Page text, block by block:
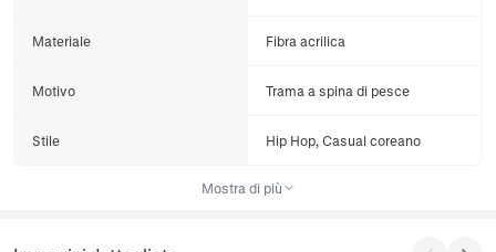
Materiale Fibra acrilica
Motivo Trama a spina di pesce
Stile Hip Hop, Casual coreano
Mostra di più